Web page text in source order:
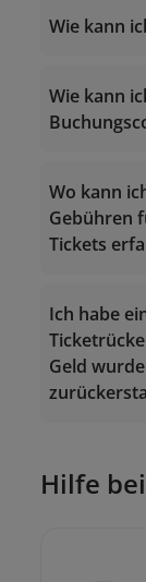
Wie kann
Vietnam
Wie kann
Wo kann
Gebühren
Tickets
Ich habe
Geld
Hilfe